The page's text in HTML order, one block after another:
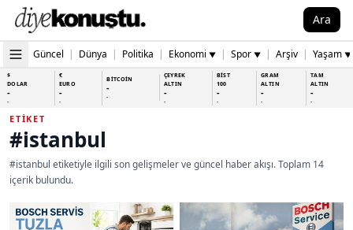
Ara
Güncel | Dünya | Politika | Ekonomi ▼ | Spor ▼ | Arşiv | Yaşam ▼
$
DOLAR
-
-
€
EURO
-
-
BİTCOİN
-
-
ÇEYREK
ALTIN
-
-
BİST
100
-
-
GRAM
ALTIN
-
-
TAM
ALTIN
-
-
ETIKET
#istanbul
#istanbul etiketiyle ilgili son gelişmeler ve güncel haber akışı. Toplam 14
içerik bulundu.